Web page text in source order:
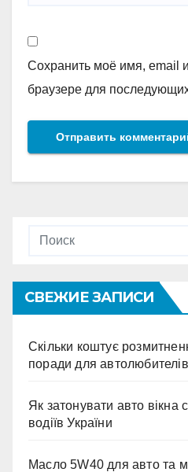
Сохранить моё имя, email
браузере для
СВЕЖИЕ ЗАПИСИ
Скільки коштує
поради для
Як затонувати авто
водіїв України
Масло 5W40 для авто та